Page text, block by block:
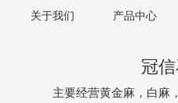
关于我们 产品中心
冠
主要经营黄金麻，白麻